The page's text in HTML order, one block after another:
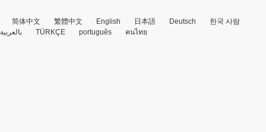
简体中文 繁體中文 English 日本語 Deutsch
한국 사람
بالعربية
TÜRKÇE português คนไทย